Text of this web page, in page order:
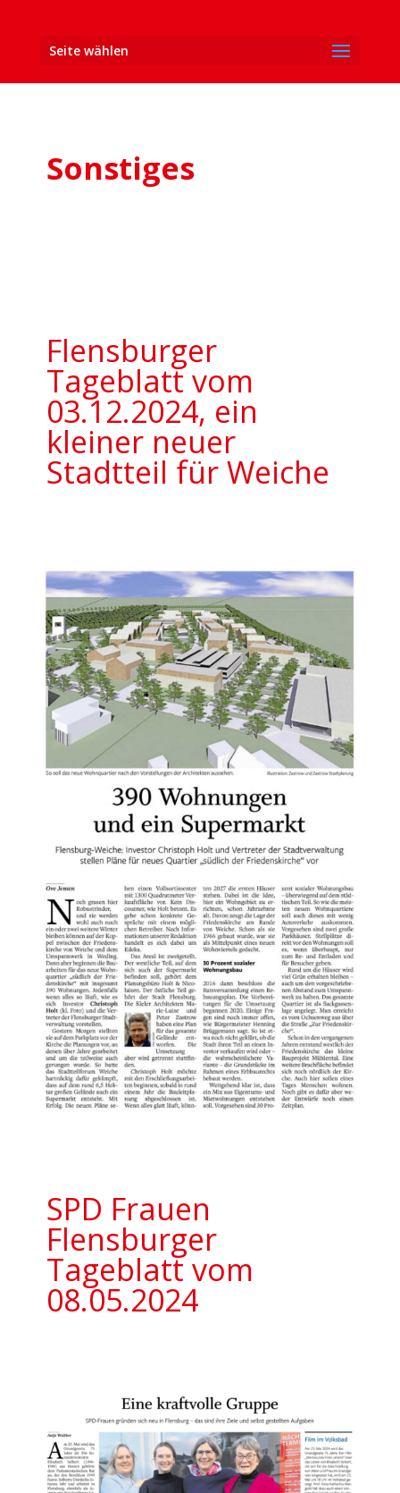
Seite wählen
Sonstiges
Flensburger
Tageblatt vom
03.12.2024, ein
kleiner neuer
Stadtteil für Weiche
SPD Frauen
Flensburger
Tageblatt vom
08.05.2024